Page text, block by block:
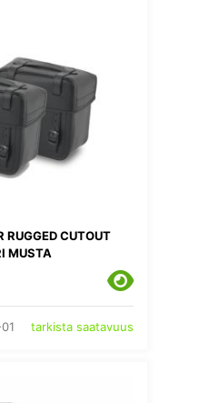
RUGGED CUTOUT
MUSTA
tarkista saatavuus